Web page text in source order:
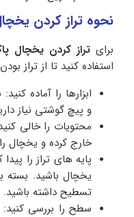
نحوه تراز کردن
برای تراز کردن یخچال
استفاده کنید تا از تراز
ابزارها را آماده
و پیچ گوشتی نیاز
محتویات را خالی
خارج کرده و یخچال
پایه های تراز را
یخچال باشید. بسته
تسطیح داشته باشید.
سطح را بررسی کنید: